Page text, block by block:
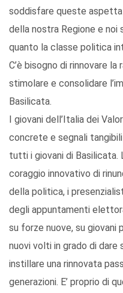
soddisfare queste
della nostra Regione e
quanto la classe politica
C’è bisogno di rinnovare
stimolare e consolidare
Basilicata.
I giovani dell’Italia dei
concrete e segnali
tutti i giovani di Basilicata.
coraggio innovativo di
della politica, i
degli appuntamenti
su forze nuove, su giovani
nuovi volti in grado di dare
instillare una rinnovata
generazioni. E’ proprio di